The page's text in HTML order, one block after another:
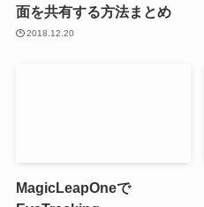
面を共有する方法まとめ
2018.12.20
MagicLeapOneで